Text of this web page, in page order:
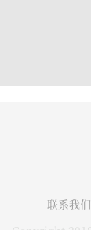
联系我们